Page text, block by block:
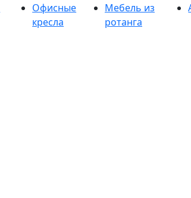
Офисные
кресла
Мебель из
ротанга